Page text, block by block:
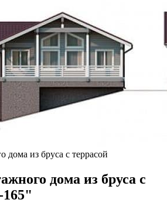
дома из бруса с